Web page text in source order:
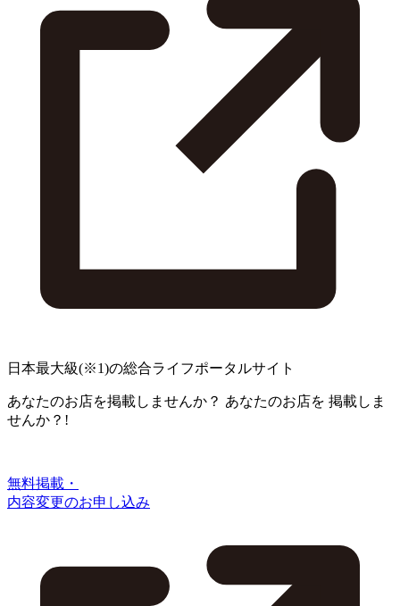
日本最大級(※1)の総合ライフポータルサイト
あなたのお店を掲載しませんか？ あなたのお店を 掲載しま
せんか？!
無料掲載・
内容変更のお申し込み